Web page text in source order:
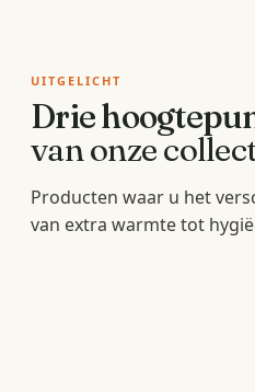
UITGELICHT
Drie
van onze
Producten waar u het
van extra warmte tot
Hang- en staande
Sunshowers